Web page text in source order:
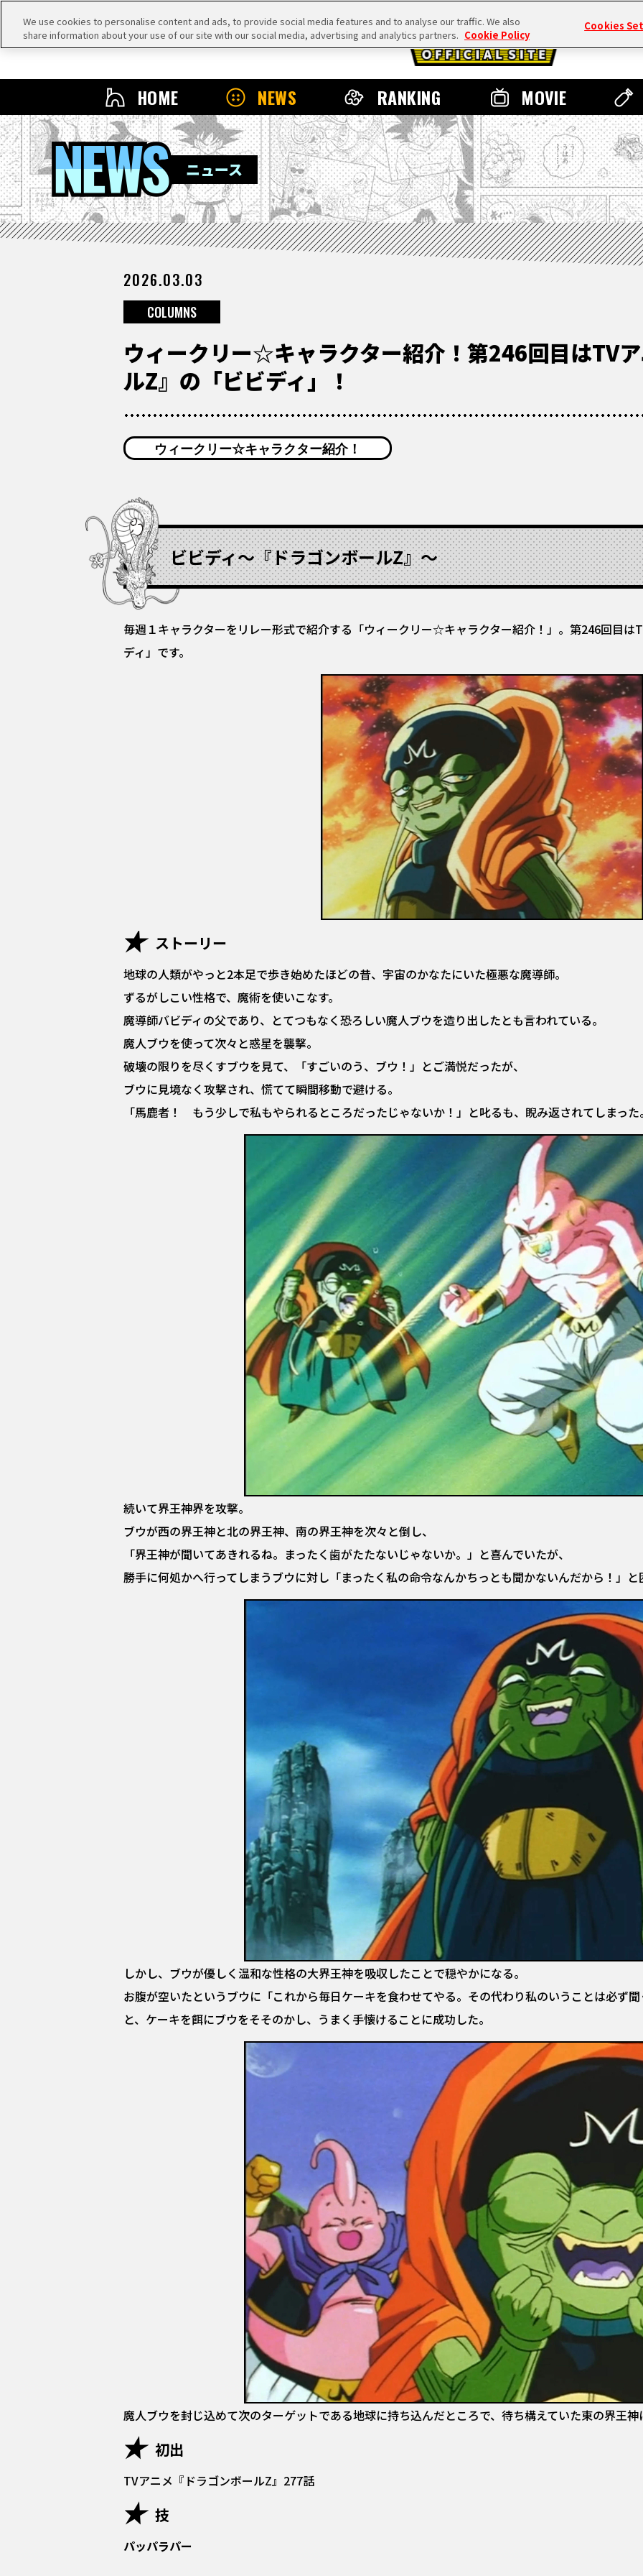
HOME NEWS RANKING MOVIE
NEWS
ニュース
2026.03.03
COLUMNS
ウィークリー☆キャラクター紹介！第246回目はTV
ルZ』の「ビビディ」！
ウィークリー☆キャラクター紹介！
ビビディ〜『ドラゴンボールZ』〜
毎週１キャラクターをリレー形式で紹介する「ウィークリー☆キャラクター紹介！」。第246回目は
ディ」です。
ストーリー
地球の人類がやっと2本足で歩き始めたほどの昔、宇宙のかなたにいた極悪な魔導師。
ずるがしこい性格で、魔術を使いこなす。
魔導師バビディの父であり、とてつもなく恐ろしい魔人ブウを造り出したとも言われている。
魔人ブウを使って次々と惑星を襲撃。
破壊の限りを尽くすブウを見て、「すごいのう、ブウ！」とご満悦だったが、
ブウに見境なく攻撃され、慌てて瞬間移動で避ける。
「馬鹿者！ もう少しで私もやられるところだったじゃないか！」と叱るも、睨み返されてしまった
続いて界王神界を攻撃。
ブウが西の界王神と北の界王神、南の界王神を次々と倒し、
「界王神が聞いてあきれるね。まったく歯がたたないじゃないか。」と喜んでいたが、
勝手に何処かへ行ってしまうブウに対し「まったく私の命令なんかちっとも聞かないんだから！」
しかし、ブウが優しく温和な性格の大界王神を吸収したことで穏やかになる。
お腹が空いたというブウに「これから毎日ケーキを食わせてやる。その代わり私のいうことは必ず
と、ケーキを餌にブウをそそのかし、うまく手懐けることに成功した。
魔人ブウを封じ込めて次のターゲットである地球に持ち込んだところで、待ち構えていた東の界王
初出
TVアニメ『ドラゴンボールZ』277話
技
パッパラパー
We use cookies to personalise content and ads, to provide social media features and to analyse our traffic. We also
share information about your use of our site with our social media, advertising and analytics partners. Cookie Policy
Cookies